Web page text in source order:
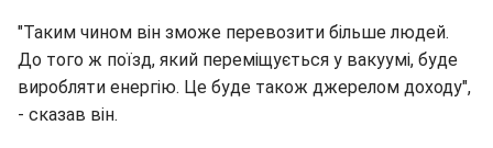
"Таким чином він зможе перевозити більше людей.
До того ж поїзд, який переміщується у вакуумі, буде
виробляти енергію. Це буде також джерелом доходу",
- сказав він.